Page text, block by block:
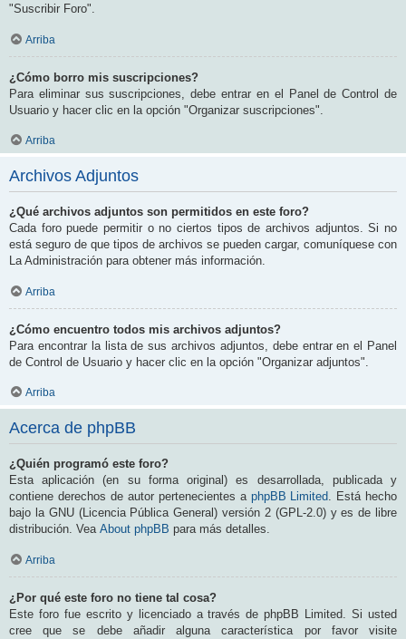
"Suscribir Foro".
Arriba
¿Cómo borro mis suscripciones?
Para eliminar sus suscripciones, debe entrar en el Panel de Control de
Usuario y hacer clic en la opción "Organizar suscripciones".
Arriba
Archivos Adjuntos
¿Qué archivos adjuntos son permitidos en este foro?
Cada foro puede permitir o no ciertos tipos de archivos adjuntos. Si no
está seguro de que tipos de archivos se pueden cargar, comuníquese con
La Administración para obtener más información.
Arriba
¿Cómo encuentro todos mis archivos adjuntos?
Para encontrar la lista de sus archivos adjuntos, debe entrar en el Panel
de Control de Usuario y hacer clic en la opción "Organizar adjuntos".
Arriba
Acerca de phpBB
¿Quién programó este foro?
Esta aplicación (en su forma original) es desarrollada, publicada y
contiene derechos de autor pertenecientes a phpBB Limited. Está hecho
bajo la GNU (Licencia Pública General) versión 2 (GPL-2.0) y es de libre
distribución. Vea About phpBB para más detalles.
Arriba
¿Por qué este foro no tiene tal cosa?
Este foro fue escrito y licenciado a través de phpBB Limited. Si usted
cree que se debe añadir alguna característica por favor visite